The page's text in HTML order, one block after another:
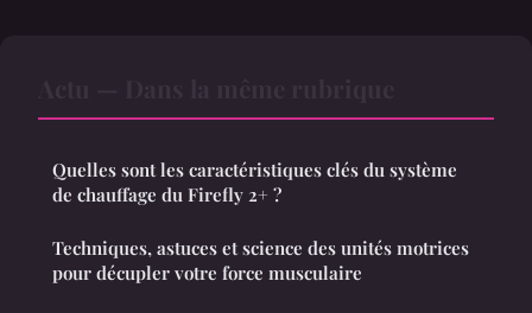
Quelles sont les caractéristiques clés du système
de chauffage du Firefly 2+ ?
Techniques, astuces et science des unités motrices
pour décupler votre force musculaire